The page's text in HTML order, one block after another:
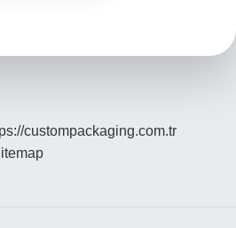
custompackaging.com.tr